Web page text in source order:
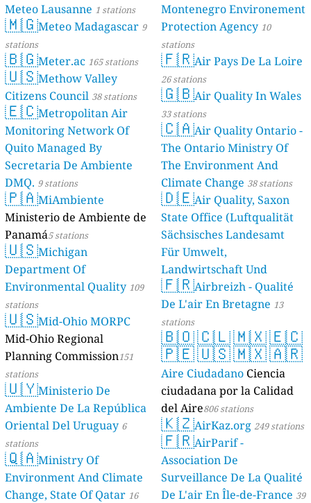
Montenegro Environement
Protection Agency 10
stations
🇫🇷Air Pays De La Loire
26 stations
🇬🇧Air Quality In Wales
33 stations
🇨🇦Air Quality Ontario -
The Ontario Ministry Of
The Environment And
Climate Change 38 stations
🇩🇪Air Quality, Saxon
State Office (Luftqualität
Sächsisches Landesamt
Für Umwelt,
Landwirtschaft Und
Geologie) 50 stations
🇫🇷Airbreizh - Qualité
De L'air En Bretagne 13
stations
🇧🇴🇨🇱🇲🇽🇪🇨
🇵🇪🇺🇸🇲🇽🇦🇷
Aire Ciudadano Ciencia
ciudadana por la Calidad
del Aire806 stations
🇰🇿AirKaz.org 249 stations
🇫🇷AirParif -
Association De
Surveillance De La Qualité
De L'air En Île-de-France 39
Meteo Lausanne 1 stations
🇲🇬Meteo Madagascar 9
stations
🇧🇬Meter.ac 165 stations
🇺🇸Methow Valley
Citizens Council 38 stations
🇪🇨Metropolitan Air
Monitoring Network Of
Quito Managed By
Secretaria De Ambiente
DMQ. 9 stations
🇵🇦MiAmbiente
Ministerio de Ambiente de
Panamá5 stations
🇺🇸Michigan
Department Of
Environmental Quality 109
stations
🇺🇸Mid-Ohio MORPC
Mid-Ohio Regional
Planning Commission151
stations
🇺🇾Ministerio De
Ambiente De La República
Oriental Del Uruguay 6
stations
🇶🇦Ministry Of
Environment And Climate
Change, State Of Qatar 16